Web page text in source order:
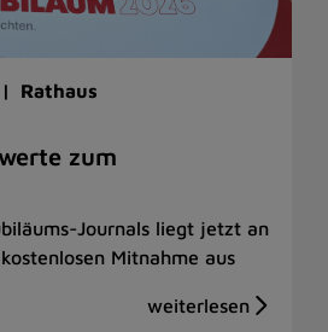
Rathaus
zum
Journals liegt jetzt an
Mitnahme aus